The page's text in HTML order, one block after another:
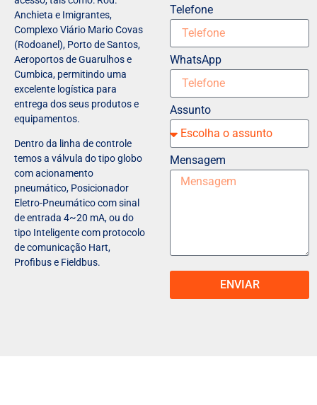
Anchieta e Imigrantes,
Complexo Viário Mario Covas
(Rodoanel), Porto de Santos,
Aeroportos de Guarulhos e
Cumbica, permitindo uma
excelente logística para
entrega dos seus produtos e
equipamentos.
Dentro da linha de controle
temos a válvula do tipo globo
com acionamento
pneumático, Posicionador
Eletro-Pneumático com sinal
de entrada 4~20 mA, ou do
tipo Inteligente com protocolo
de comunicação Hart,
Profibus e Fieldbus.
Telefone
WhatsApp
Assunto
Mensagem
ENVIAR